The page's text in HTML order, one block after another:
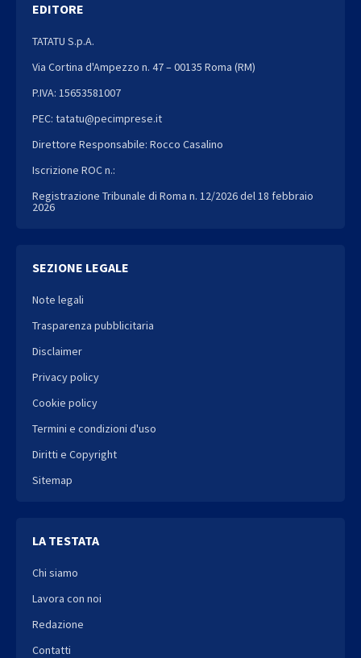
EDITORE
TATATU S.p.A.
Via Cortina d'Ampezzo n. 47 – 00135 Roma (RM)
P.IVA: 15653581007
PEC: tatatu@pecimprese.it
Direttore Responsabile: Rocco Casalino
Iscrizione ROC n.:
Registrazione Tribunale di Roma n. 12/2026 del 18 febbraio
2026
SEZIONE LEGALE
Note legali
Trasparenza pubblicitaria
Disclaimer
Privacy policy
Cookie policy
Termini e condizioni d'uso
Diritti e Copyright
Sitemap
LA TESTATA
Chi siamo
Lavora con noi
Redazione
Contatti